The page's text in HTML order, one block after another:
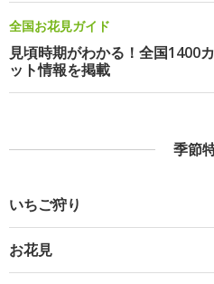
全国お花見ガイド
見頃時期がわかる！全国1400
ット情報を掲載
季節
いちご狩り
お花見